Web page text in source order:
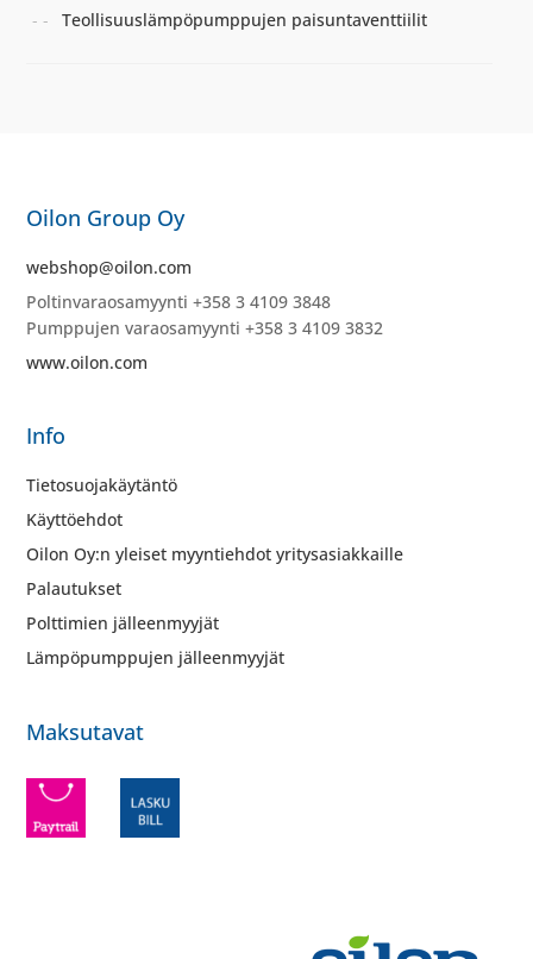
Teollisuuslämpöpumppujen paisuntaventtiilit
Oilon Group Oy
webshop@oilon.com
Poltinvaraosamyynti +358 3 4109 3848
Pumppujen varaosamyynti +358 3 4109 3832
www.oilon.com
Info
Tietosuojakäytäntö
Käyttöehdot
Oilon Oy:n yleiset myyntiehdot yritysasiakkaille
Palautukset
Polttimien jälleenmyyjät
Lämpöpumppujen jälleenmyyjät
Maksutavat